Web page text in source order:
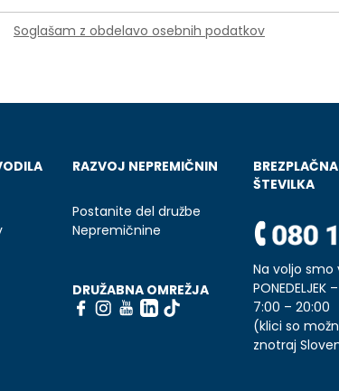
Soglašam z obdelavo osebnih podatkov
RAZVOJ NEPREMIČNIN
Postanite del družbe
Nepremičnine
DRUŽABNA OMREŽJA
ŠTEVILKA
Na voljo smo
PONEDELJEK
7:00 – 20:00
(klici so
znotraj